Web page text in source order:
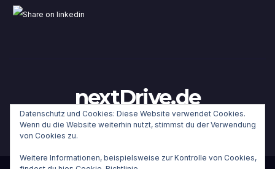
nextDrive.de
Datenschutz und Cookies: Diese Website verwendet Cookies.
Wenn du die Website weiterhin nutzt, stimmst du der Verwendung
von Cookies zu.
Weitere Informationen, beispielsweise zur Kontrolle von Cookies,